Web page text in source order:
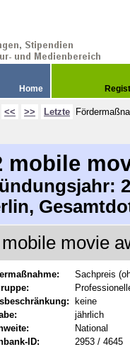
Home
<< >> Letzte
mobile
movie
Sachpreis
keine
jährlich
National
ID:
2953 / 4645